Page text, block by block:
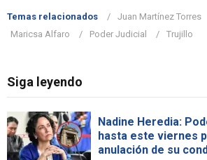
Temas relacionados Juan Martínez Torres
Maricsa Alfaro
Poder Judicial Trujillo
Siga leyendo
Nadine Heredia:
hasta este viernes
anulación de su